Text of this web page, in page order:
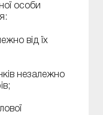
особи
від їх
незалежно